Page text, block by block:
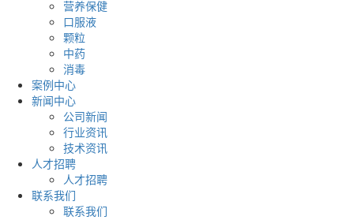
营养保健
口服液
颗粒
中药
消毒
案例中心
新闻中心
公司新闻
行业资讯
技术资讯
人才招聘
人才招聘
联系我们
联系我们